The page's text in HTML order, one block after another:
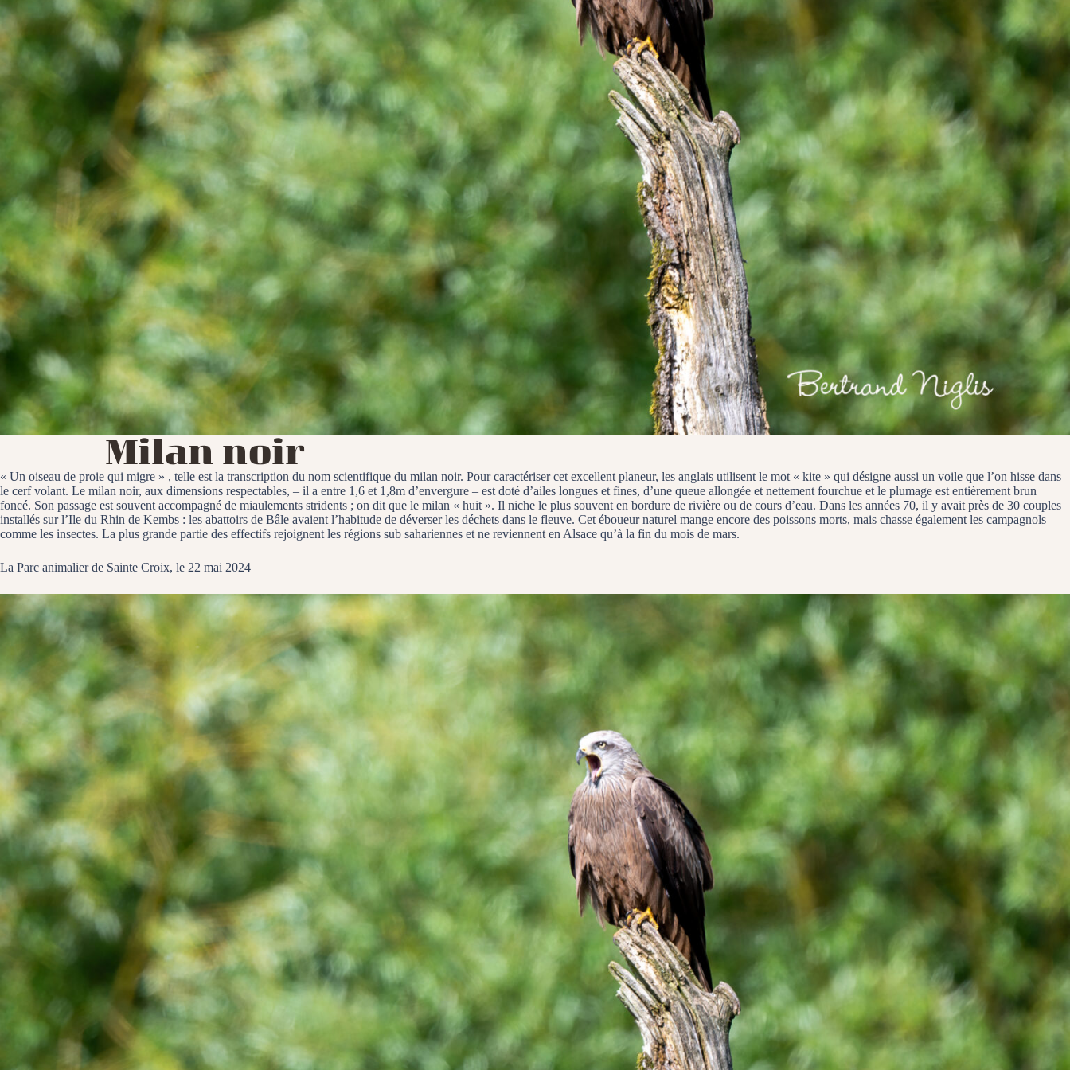
Milan noir
« Un oiseau de proie qui migre » , telle est la transcription du nom scientifique du milan noir. Pour caractériser cet excellent planeur, les anglais utilisent le mot « kite » qui désigne aussi un voile que l’on hisse dans
le cerf volant. Le milan noir, aux dimensions respectables, – il a entre 1,6 et 1,8m d’envergure – est doté d’ailes longues et fines, d’une queue allongée et nettement fourchue et le plumage est entièrement brun
foncé. Son passage est souvent accompagné de miaulements stridents ; on dit que le milan « huit ». Il niche le plus souvent en bordure de rivière ou de cours d’eau. Dans les années 70, il y avait près de 30 couples
installés sur l’Ile du Rhin de Kembs : les abattoirs de Bâle avaient l’habitude de déverser les déchets dans le fleuve. Cet éboueur naturel mange encore des poissons morts, mais chasse également les campagnols
comme les insectes. La plus grande partie des effectifs rejoignent les régions sub sahariennes et ne reviennent en Alsace qu’à la fin du mois de mars.
La Parc animalier de Sainte Croix, le 22 mai 2024